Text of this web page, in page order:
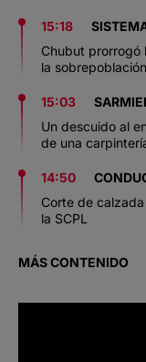
15:18
Chubut prorrogó
la
15:03
Un descuido al
de una
14:50
Corte de
la SCPL
MÁS CONTENIDO